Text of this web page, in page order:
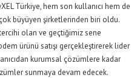
Türkiye, hem son kullanıcı hem de
büyüyen şirketlerinden biri oldu.
olan ve geçtiğimiz sene
ürünü satışı gerçekleştirerek lider
kurumsal çözümlere kadar
sunmaya devam edecek.